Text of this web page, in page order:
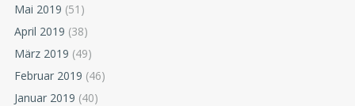
Mai 2019 (51)
April 2019 (38)
März 2019 (49)
Februar 2019 (46)
Januar 2019 (40)